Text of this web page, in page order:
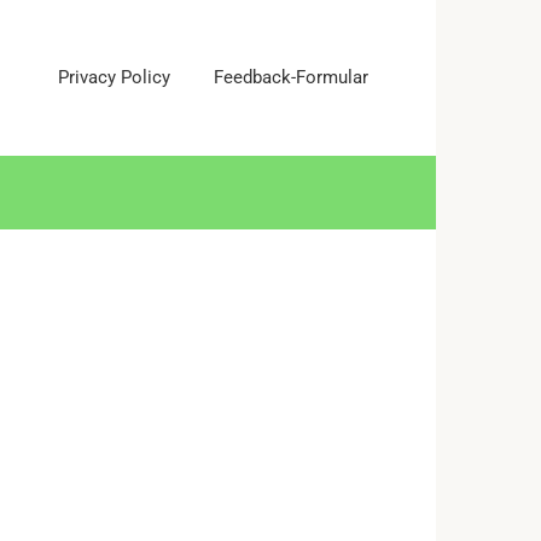
Privacy Policy Feedback-Formular